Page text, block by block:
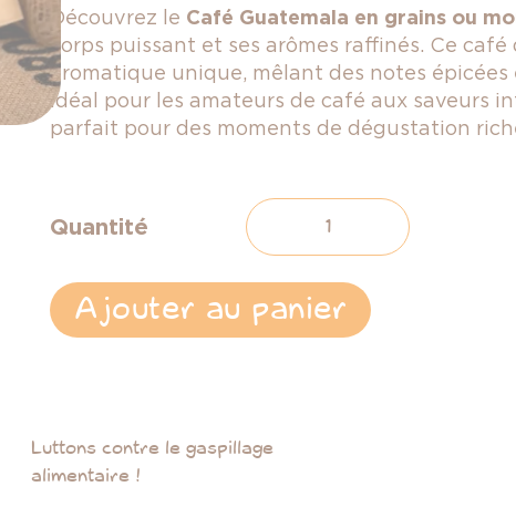
Découvrez le Café Guatemala en grains ou
corps puissant et ses arômes raffinés. Ce
aromatique unique, mêlant des notes
Idéal pour les amateurs de café aux saveurs
parfait pour des moments de dégustation
Quantité
Ajouter au panier
Luttons contre le gaspillage
alimentaire !